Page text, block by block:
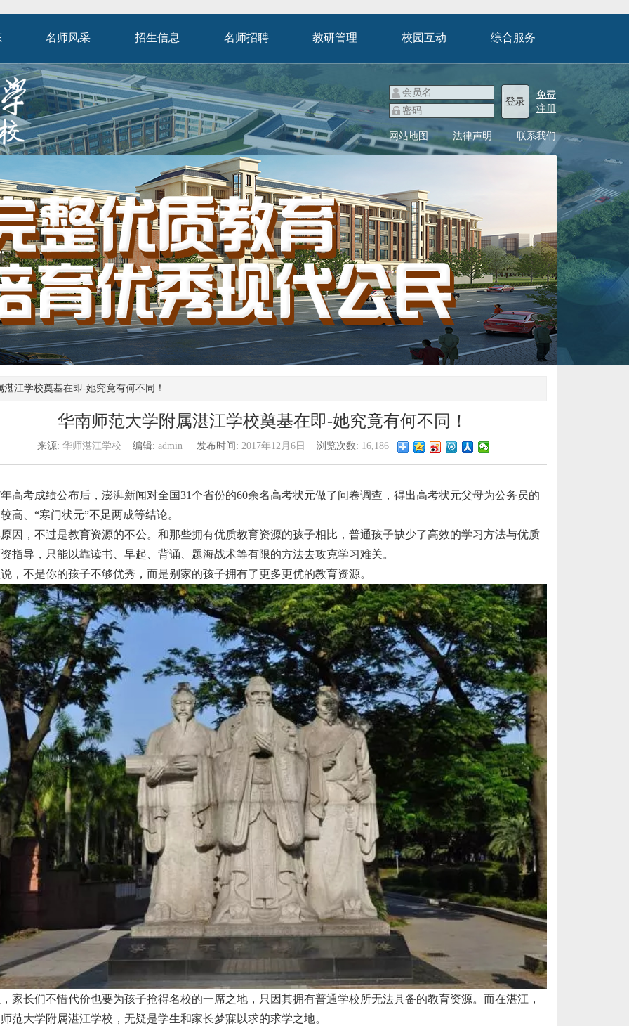
名师风采 招生信息 名师招聘 教研管理 校园互动 综合服务
登录
免费
注册
网站地图 法律声明 联系我们
江学校奠基在即-她究竟有何不同！
华南师范大学附属湛江学校奠基在即-她究竟有何不同！
来源: 华师湛江学校 编辑: admin 发布时间: 2017年12月6日 浏览次数: 16,186
年高考成绩公布后，澎湃新闻对全国31个省份的60余名高考状元做了问卷调查，得出高考状元父母为公务员的
高、“寒门状元”不足两成等结论。
因，不过是教育资源的不公。和那些拥有优质教育资源的孩子相比，普通孩子缺少了高效的学习方法与优质
指导，只能以靠读书、早起、背诵、题海战术等有限的方法去攻克学习难关。
，不是你的孩子不够优秀，而是别家的孩子拥有了更多更优的教育资源。
家长们不惜代价也要为孩子抢得名校的一席之地，只因其拥有普通学校所无法具备的教育资源。而在湛江，
范大学附属湛江学校，无疑是学生和家长梦寐以求的求学之地。